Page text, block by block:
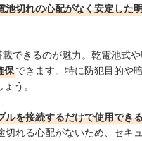
池切れの心配がなく安定した
できるのが魅力。乾電池式
保できます。特に防犯目的や
う。
ルを接続するだけで使用でき
切れる心配がないため、セキ